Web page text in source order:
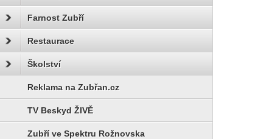
Farnost Zubří
Restaurace
Školství
Reklama na Zubřan.cz
TV Beskyd ŽIVĚ
Zubří ve Spektru Rožnovska